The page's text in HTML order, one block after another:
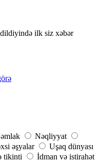
ilk siz xəbər
Nəqliyyat
əşyalar
Uşaq dünyası
tikinti
İdman və istirahət